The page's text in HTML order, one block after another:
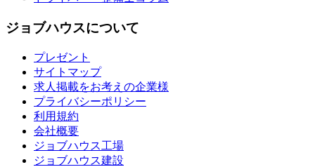
ジョブハウスについて
プレゼント
サイトマップ
求人掲載をお考えの企業様
プライバシーポリシー
利用規約
会社概要
ジョブハウス工場
ジョブハウス建設